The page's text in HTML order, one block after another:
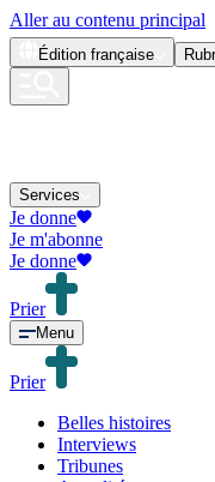
Aller au contenu principal
Édition française
Services
Je donne
Je m'abonne
Je donne
Prier
Menu
Prier
Belles histoires
Interviews
Tribunes